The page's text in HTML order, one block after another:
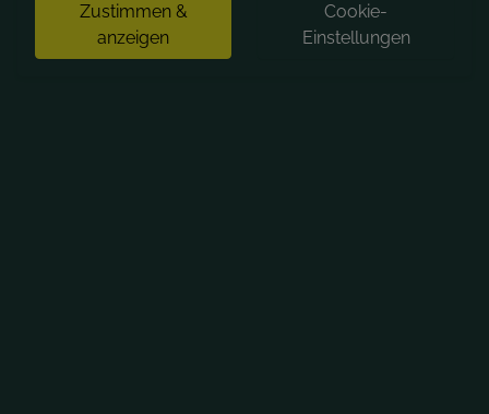
Zustimmen &
anzeigen
Cookie-
Einstellungen